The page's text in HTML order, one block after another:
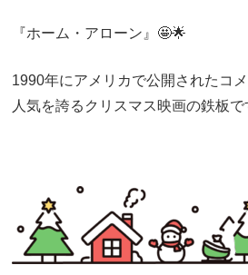
『ホーム・アローン 』🤩🌟
1990年にアメリカで公開されたコ
人気を誇るクリスマス映画の鉄板で